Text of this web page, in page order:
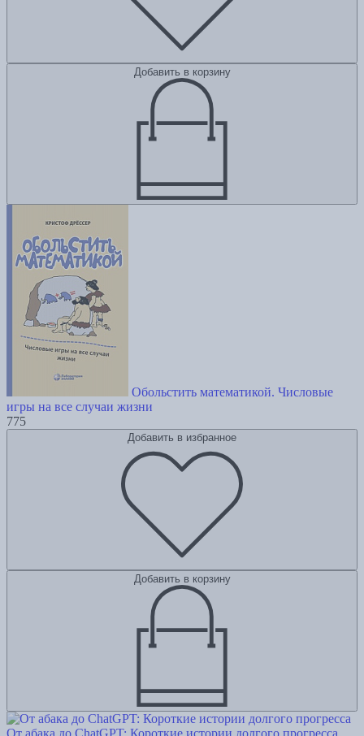
Добавить в корзину
Обольстить математикой. Числовые
игры на все случаи жизни
775
Добавить в избранное
Добавить в корзину